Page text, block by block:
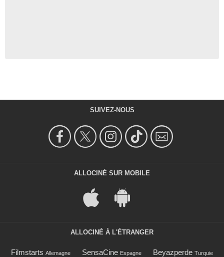
SUIVEZ-NOUS
ALLOCINÉ SUR MOBILE
ALLOCINÉ À L'ÉTRANGER
Filmstarts Allemagne SensaCine Espagne Beyazperde Turquie